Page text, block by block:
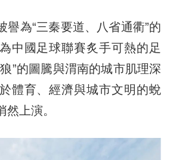
為“三秦要道、八省通衢”的
中國足球聯賽炙手可熱的足
”的圖騰與渭南的城市肌理深
體育、經濟與城市文明的蛻
上演。